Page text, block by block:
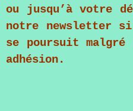
ou jusqu’à votre
notre newsletter si
se poursuit
adhésion.